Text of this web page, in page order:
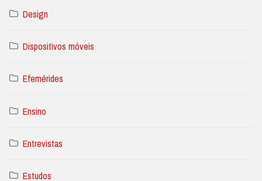
Design
Dispositivos móveis
Efemérides
Ensino
Entrevistas
Estudos